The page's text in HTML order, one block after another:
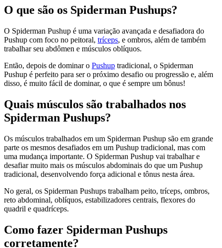
O que são os Spiderman Pushups?
O Spiderman Pushup é uma variação avançada e desafiadora do
Pushup com foco no peitoral, tríceps, e ombros, além de também
trabalhar seu abdômen e músculos oblíquos.
Então, depois de dominar o Pushup tradicional, o Spiderman
Pushup é perfeito para ser o próximo desafio ou progressão e, além
disso, é muito fácil de dominar, o que é sempre um bônus!
Quais músculos são trabalhados nos
Spiderman Pushups?
Os músculos trabalhados em um Spiderman Pushup são em grande
parte os mesmos desafiados em um Pushup tradicional, mas com
uma mudança importante. O Spiderman Pushup vai trabalhar e
desafiar muito mais os músculos abdominais do que um Pushup
tradicional, desenvolvendo força adicional e tônus nesta área.
No geral, os Spiderman Pushups trabalham peito, tríceps, ombros,
reto abdominal, oblíquos, estabilizadores centrais, flexores do
quadril e quadríceps.
Como fazer Spiderman Pushups
corretamente?